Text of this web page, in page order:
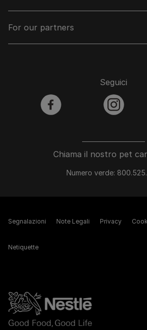
For our partners
Chiama il nostro pet
Numero verde:
Seguici
facebook instagram
Segnalazioni Note Legali Privacy
Netiquette